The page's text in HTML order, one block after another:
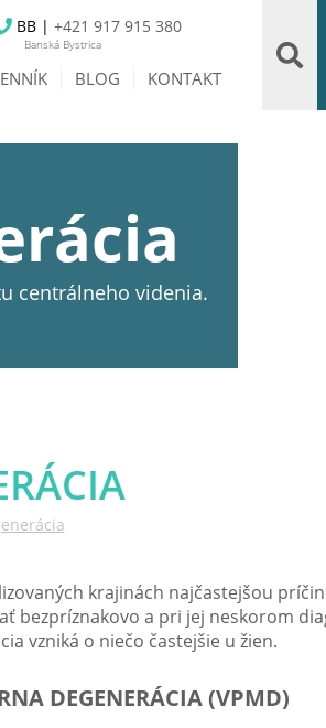
BB | +421 917 915 380
Banská Bystrica
BLOG KONTAKT
centrálneho videnia.
krajinách najčastejšou
bezpríznakovo a pri jej neskorom
vzniká o niečo častejšie u žien.
DEGENERÁCIA (VPMD)